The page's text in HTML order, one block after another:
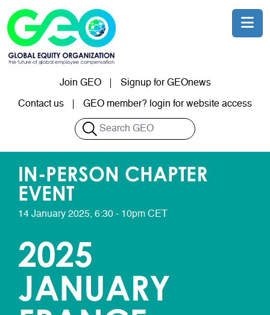
Join GEO Signup for GEOnews
User account menu
Contact us GEO member? login for website access
Search
IN-PERSON CHAPTER
EVENT
14 January 2025, 6:30 - 10pm CET
2025
JANUARY